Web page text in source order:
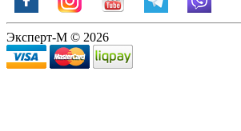
Эксперт-М © 2026